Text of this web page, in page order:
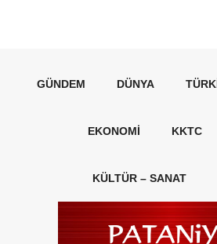
GÜNDEM DÜNYA
EKONOMI KKTC
KÜLTÜR – SANAT